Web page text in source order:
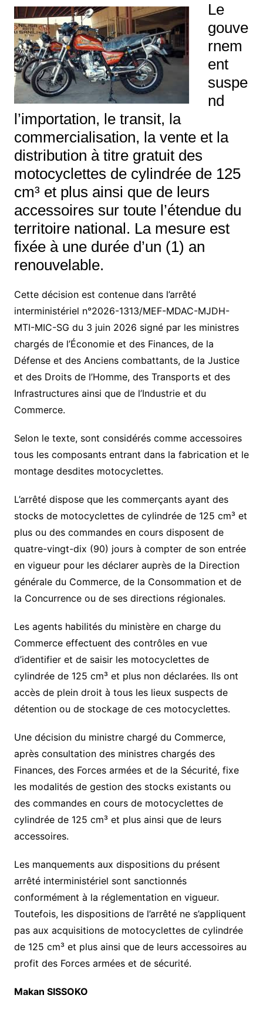
Le
gouve
rnem
ent
suspe
nd
l’importation, le transit, la
commercialisation, la vente et la
distribution à titre gratuit des
motocyclettes de cylindrée de 125
cm³ et plus ainsi que de leurs
accessoires sur toute l’étendue du
territoire national. La mesure est
fixée à une durée d’un (1) an
renouvelable.
Cette décision est contenue dans l’arrêté
interministériel n°2026-1313/MEF-MDAC-MJDH-
MTI-MIC-SG du 3 juin 2026 signé par les ministres
chargés de l’Économie et des Finances, de la
Défense et des Anciens combattants, de la Justice
et des Droits de l’Homme, des Transports et des
Infrastructures ainsi que de l’Industrie et du
Commerce.
Selon le texte, sont considérés comme accessoires
tous les composants entrant dans la fabrication et le
montage desdites motocyclettes.
L’arrêté dispose que les commerçants ayant des
stocks de motocyclettes de cylindrée de 125 cm³ et
plus ou des commandes en cours disposent de
quatre-vingt-dix (90) jours à compter de son entrée
en vigueur pour les déclarer auprès de la Direction
générale du Commerce, de la Consommation et de
la Concurrence ou de ses directions régionales.
Les agents habilités du ministère en charge du
Commerce effectuent des contrôles en vue
d’identifier et de saisir les motocyclettes de
cylindrée de 125 cm³ et plus non déclarées. Ils ont
accès de plein droit à tous les lieux suspects de
détention ou de stockage de ces motocyclettes.
Une décision du ministre chargé du Commerce,
après consultation des ministres chargés des
Finances, des Forces armées et de la Sécurité, fixe
les modalités de gestion des stocks existants ou
des commandes en cours de motocyclettes de
cylindrée de 125 cm³ et plus ainsi que de leurs
accessoires.
Les manquements aux dispositions du présent
arrêté interministériel sont sanctionnés
conformément à la réglementation en vigueur.
Toutefois, les dispositions de l’arrêté ne s’appliquent
pas aux acquisitions de motocyclettes de cylindrée
de 125 cm³ et plus ainsi que de leurs accessoires au
profit des Forces armées et de sécurité.
Makan SISSOKO